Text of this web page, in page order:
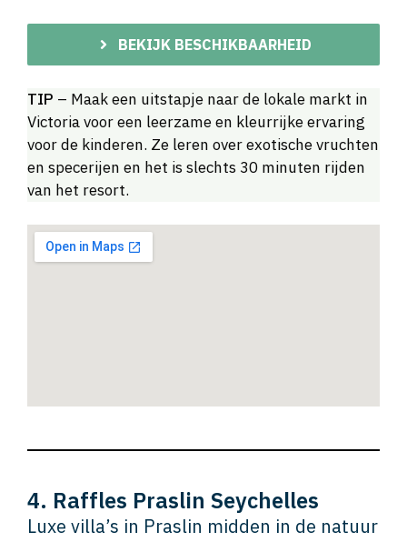
BEKIJK BESCHIKBAARHEID
TIP – Maak een uitstapje naar de lokale markt in
Victoria voor een leerzame en kleurrijke ervaring
voor de kinderen. Ze leren over exotische vruchten
en specerijen en het is slechts 30 minuten rijden
van het resort.
4. Raffles Praslin Seychelles
Luxe villa’s in Praslin midden in de natuur